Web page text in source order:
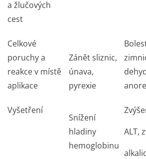
a žlučových
cest
Celkové
poruchy a
reakce v místě
aplikace
Zánět sliznic,
únava,
pyrexie
Vyšetření
Snížení
hladiny
hemoglobinu
ALT,